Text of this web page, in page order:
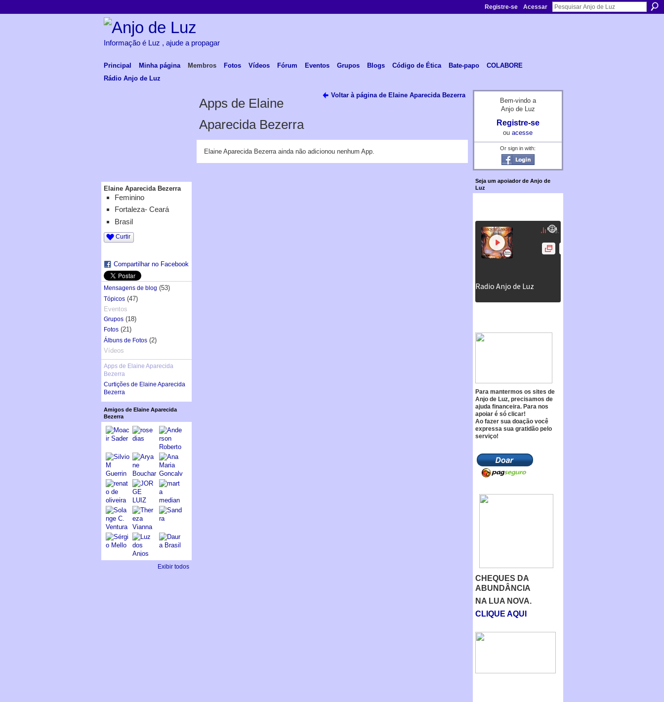
Registre-se Acessar
Informação é Luz , ajude a propagar
Principal Minha página Membros Fotos Vídeos Fórum Eventos Grupos Blogs Código de Ética Bate-papo
COLABORE
Rádio Anjo de Luz
Elaine Aparecida Bezerra
Feminino
Fortaleza- Ceará
Brasil
Curtir
Compartilhar no Facebook
Mensagens de blog (53)
Tópicos(47)
Eventos
Grupos(18)
Fotos(21)
Álbuns de Fotos(2)
Vídeos
Apps de Elaine Aparecida
Bezerra
Curtições de Elaine Aparecida
Bezerra
Amigos de Elaine Aparecida
Bezerra
Exibir todos
Voltar à página de Elaine Aparecida Bezerra
Apps de Elaine
Aparecida Bezerra
Elaine Aparecida Bezerra ainda não adicionou nenhum App.
Bem-vindo a
Anjo de Luz
Registre-se
ou acesse
Or sign in with:
Seja um apoiador de Anjo de
Luz
Para mantermos os sites de
Anjo de Luz, precisamos de
ajuda financeira. Para nos
apoiar é só clicar!
Ao fazer sua doação você
expressa sua gratidão pelo
serviço!
CHEQUES DA
ABUNDÂNCIA
NA LUA NOVA.
CLIQUE AQUI